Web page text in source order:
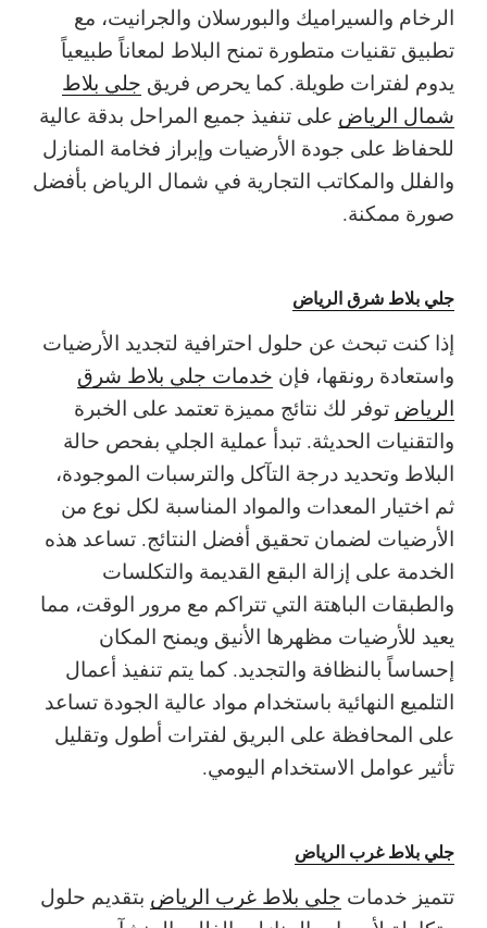
الرخام والسيراميك والبورسلان والجرانيت، مع
تطبيق تقنيات متطورة تمنح البلاط لمعاناً طبيعياً
يدوم لفترات طويلة. كما يحرص فريق جلي بلاط
شمال الرياض على تنفيذ جميع المراحل بدقة عالية
للحفاظ على جودة الأرضيات وإبراز فخامة المنازل
والفلل والمكاتب التجارية في شمال الرياض بأفضل
صورة ممكنة.
جلي بلاط شرق الرياض
إذا كنت تبحث عن حلول احترافية لتجديد الأرضيات
واستعادة رونقها، فإن خدمات جلي بلاط شرق
الرياض توفر لك نتائج مميزة تعتمد على الخبرة
والتقنيات الحديثة. تبدأ عملية الجلي بفحص حالة
البلاط وتحديد درجة التآكل والترسبات الموجودة،
ثم اختيار المعدات والمواد المناسبة لكل نوع من
الأرضيات لضمان تحقيق أفضل النتائج. تساعد هذه
الخدمة على إزالة البقع القديمة والتكلسات
والطبقات الباهتة التي تتراكم مع مرور الوقت، مما
يعيد للأرضيات مظهرها الأنيق ويمنح المكان
إحساساً بالنظافة والتجديد. كما يتم تنفيذ أعمال
التلميع النهائية باستخدام مواد عالية الجودة تساعد
على المحافظة على البريق لفترات أطول وتقليل
تأثير عوامل الاستخدام اليومي.
جلي بلاط غرب الرياض
تتميز خدمات جلي بلاط غرب الرياض بتقديم حلول